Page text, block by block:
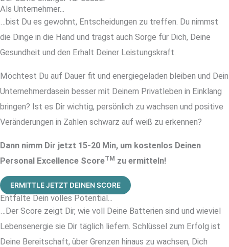
Als Unternehmer...
…bist Du es gewohnt, Entscheidungen zu treffen. Du nimmst
die Dinge in die Hand und trägst auch Sorge für Dich, Deine
Gesundheit und den Erhalt Deiner Leistungskraft.
Möchtest Du auf Dauer fit und energiegeladen bleiben und Dein
Unternehmerdasein besser mit Deinem Privatleben in Einklang
bringen? Ist es Dir wichtig, persönlich zu wachsen und positive
Veränderungen in Zahlen schwarz auf weiß zu erkennen?
Dann nimm Dir jetzt 15-20 Min, um kostenlos Deinen
Personal Excellence ScoreTM zu ermitteln!
ERMITTLE JETZT DEINEN SCORE
Entfalte Dein volles Potential...
…Der Score zeigt Dir, wie voll Deine Batterien sind und wieviel
Lebensenergie sie Dir täglich liefern. Schlüssel zum Erfolg ist
Deine Bereitschaft, über Grenzen hinaus zu wachsen, Dich